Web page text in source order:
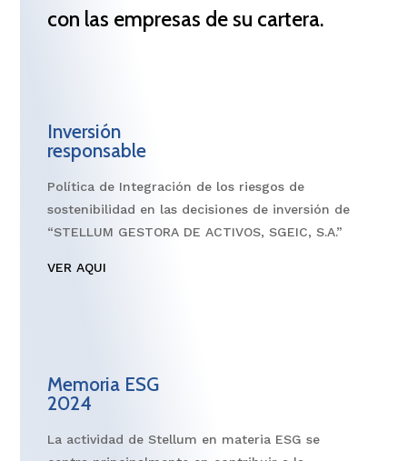
con las empresas de su cartera.
Inversión
responsable
Política de Integración de los riesgos de
sostenibilidad en las decisiones de inversión de
“STELLUM GESTORA DE ACTIVOS, SGEIC, S.A.”
VER AQUI
Memoria ESG
2024
La actividad de Stellum en materia ESG se